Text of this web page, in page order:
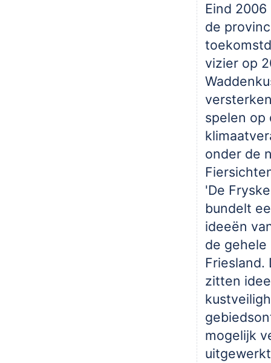
Eind
de
vizier op
spelen op
onder de
'De
bundelt
ideeën
de
Friesland.
zitten
mogelijk